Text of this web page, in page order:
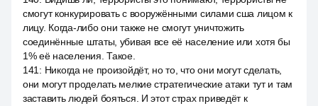
смогут конкурировать с вооружёнными силами сша лицом к
лицу. Когда-либо они также не смогут уничтожить
соединённые штаты, убивая все её население или хотя бы
1% её населения. Такое.
141 : Никогда не произойдёт, но то, что они могут сделать,
они могут проделать мелкие стратегические атаки тут и там
заставить людей бояться. И этот страх приведёт к